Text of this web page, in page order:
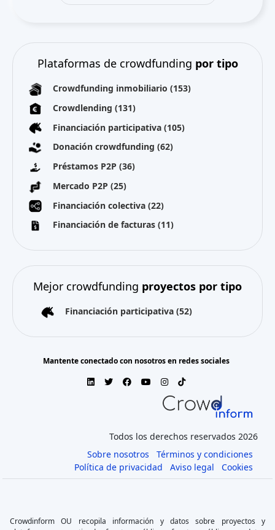
Plataformas de crowdfunding por tipo
Crowdfunding inmobiliario (153)
Crowdlending (131)
Financiación participativa (105)
Donación crowdfunding (62)
Préstamos P2P (36)
Mercado P2P (25)
Financiación colectiva (22)
Financiación de facturas (11)
Mejor crowdfunding proyectos por tipo
Financiación participativa (52)
Mantente conectado con nosotros en redes sociales
Todos los derechos reservados 2026
Sobre nosotros
Términos y condiciones
Política de privacidad
Aviso legal Cookies
Crowdinform OU recopila información y datos sobre proyectos y